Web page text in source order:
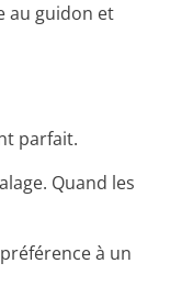
au guidon et
parfait.
Quand les
à un